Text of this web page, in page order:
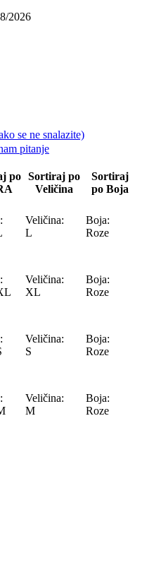
2026
se ne snalazite)
pitanje
po Sortiraj po
Veličina
Sortiraj
po Boja
Veličina:
L
Boja:
Roze
Veličina:
XL
Boja:
Roze
Veličina:
S
Boja:
Roze
Veličina:
M
Boja:
Roze